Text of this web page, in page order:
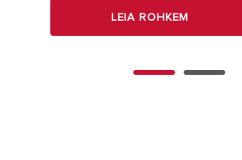
LEIA ROHKEM